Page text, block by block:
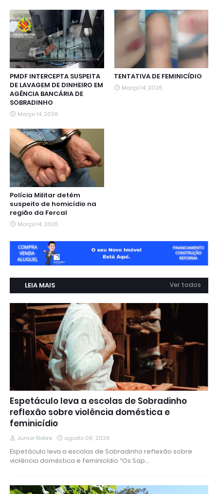
PMDF INTERCEPTA SUSPEITA
DE LAVAGEM DE DINHEIRO EM
AGÊNCIA BANCÁRIA DE
SOBRADINHO
Março 14, 2026
TENTATIVA DE FEMINICÍDIO
Março 14, 2026
Polícia Militar detém
suspeito de homicídio na
região da Fercal
Março 14, 2026
LEIA MAIS Ver todos
Espetáculo leva a escolas de Sobradinho
reflexão sobre violência doméstica e
feminicídio
Júnior Nobre agosto 06, 2026
Espetáculo leva a escolas de Sobradinho reflexão sobre
violência doméstica e feminicídio “Os Sap…